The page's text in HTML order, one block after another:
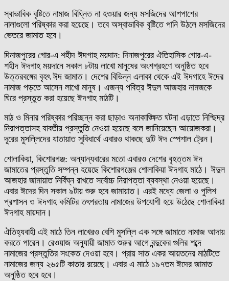
স্বাভাবিক বৃষ্টিতে নামাজ বিঘ্নিত না হওয়ার জন্য মসজিদের আশপাশের
নালাগুলো পরিষ্কার করা হয়েছে। তবে অস্বাভাবিক বৃষ্টিতে পানি উঠলে মসজিদের
ভেতরে জামাত হবে।
দিনাজপুরের গোর-এ শহীদ ঈদগাহ ময়দান: দিনাজপুরের ঐতিহাসিক গোর-এ-
শহীদ ঈদগাহ ময়দানে সকাল ৮টায় লাখো মানুষের অংশগ্রহণে অনুষ্ঠিত হবে
উত্তরবঙ্গের বৃহৎ ঈদ জামাত। দেশের বিভিন্ন এলাকা থেকে এই ঈদগাহে ঈদের
নামাজ পড়তে আসেন লাখো মানুষ। এজন্য পবিত্র ঈদুল আজহার নামজকে
ঘিরে প্রস্তুত করা হয়েছে ঈদগাহ মাঠটি।
মাঠ ও মিনার পরিষ্কার পরিচ্ছন্ন করা ছাড়াও অনাকাঙ্ক্ষিত ঘটনা এড়াতে নিশ্ছিদ্র
নিরাপত্তাসহ যাবতীয় প্রস্তুতি নেওয়া হয়েছে বলে জানিয়েছেন আয়োজকরা।
দূরের মুসল্লিদের যাতায়াত সুবিধার্থে এবারও থাকছে দুটি ঈদ স্পেশাল ট্রেন।
শোলাকিয়া, কিশোরগঞ্জ: অন্যান্যবারের মতো এবারও দেশের বৃহত্তম ঈদ
জামাতের প্রস্তুতি সম্পন্ন হয়েছে কিশোরগঞ্জের শোলাকিয়া ঈদগাহ মাঠে। ঈদুল
আজহার জামায়াত নির্বিঘ্ন রাখতে সর্বোচ্চ নিরাপত্তা ব্যবস্থা নেওয়া হয়েছে।
এবার ঈদের দিন সকাল ৯টায় শুরু হবে জামায়াত। এরই মধ্যে জেলা ও পুলিশ
প্রশাসন ও ঈদগাহ কমিটির তৎপরতায় নামাজের উপযোগী হয়ে উঠেছে শোলাকিয়া
ঈদগাহ মায়দান।
ঐতিহ্যবাহী এই মাঠে তিন লাখেরও বেশি মুসল্লি এক সঙ্গে জামাতে নামাজ আদায়
করতে পারেন। রেওয়াজ অনুযায়ী জামাত শুরুর আগে বন্দুকের গুলির শব্দে
নামাজের প্রস্তুতির সংকেত দেওয়া হবে। প্রায় সাত একর আয়তনের মাঠটিতে
নামাজের জন্য ২৬৫টি কাতার রয়েছে। এবার এ মাঠে ১৯৭তম ঈদের জামাত
অনুষ্ঠিত হবে হবে।